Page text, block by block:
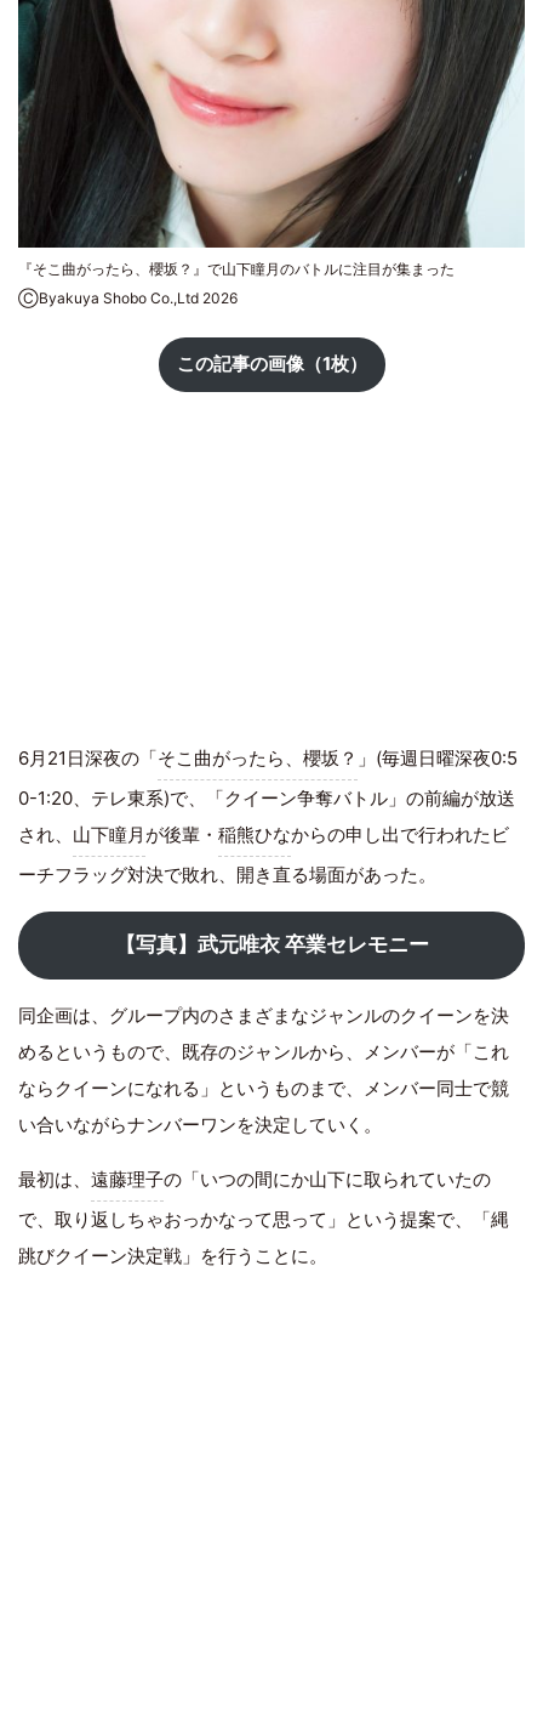
『そこ曲がったら、櫻坂？』で山下瞳月のバトルに注目が集まった
ⒸByakuya Shobo Co.,Ltd 2026
この記事の画像（1枚）
6月21日深夜の「そこ曲がったら、櫻坂？ 」(毎週日曜深夜0:5
0-1:20、テレ東系)で、「クイーン争奪バトル」の前編が放送
され、 山下瞳月 が後輩・ 稲熊ひなからの申し出で行われたビ
ーチフラッグ対決で敗れ、開き直る場面があった。
【写真】武元唯衣 卒業セレモニー
同企画は、グループ内のさまざまなジャンルのクイーンを決
めるというもので、既存のジャンルから、メンバーが「これ
ならクイーンになれる」というものまで、メンバー同士で競
い合いながらナンバーワンを決定していく。
最初は、 遠藤理子の「いつの間にか山下に取られていたの
で、取り返しちゃおっかなって思って」という提案で、「縄
跳びクイーン決定戦」を行うことに。